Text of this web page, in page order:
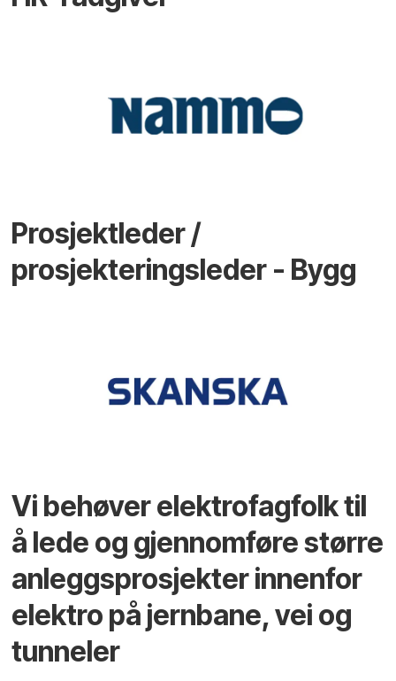
Prosjektleder /
prosjekteringsleder - Bygg
Vi behøver elektrofagfolk til
å lede og gjennomføre større
anleggsprosjekter innenfor
elektro på jernbane, vei og
tunneler